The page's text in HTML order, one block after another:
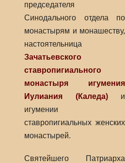
председателя
Синодального отдела по
монастырям и монашеству,
настоятельница
Зачатьевского
ставропигиального
монастыря
игумения
Иулиания (Каледа)и
игумении
ставропигиальных женских
монастырей.
Святейшего Патриарха